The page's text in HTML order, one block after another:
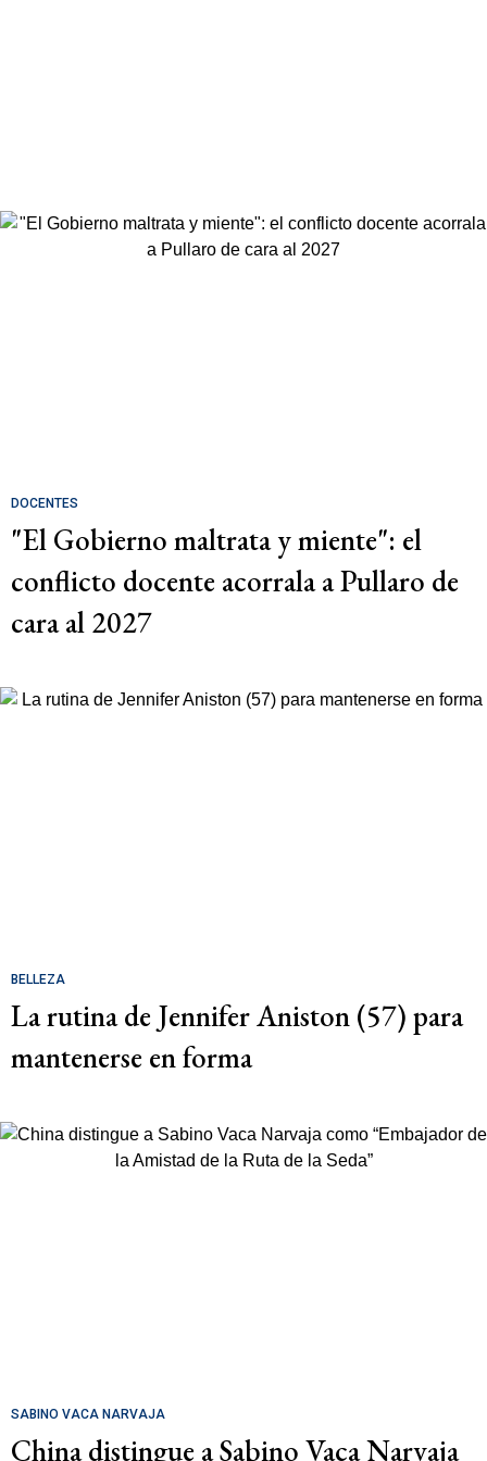
DOCENTES
"El Gobierno maltrata y miente": el
conflicto docente acorrala a Pullaro de
cara al 2027
BELLEZA
La rutina de Jennifer Aniston (57) para
mantenerse en forma
SABINO VACA NARVAJA
China distingue a Sabino Vaca Narvaja